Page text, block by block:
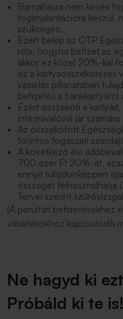
Barnabásra nem kevés
fogimplantációra készül,
szükséges.
Ezért belép az OTP
róla, hogyha befizet az
akkor ez közel 20%-kal
ez a kártyaösszekötéses
vásárlás pillanatában
befizetés a bankkártyáról
Ezért összeköti a
intéznivalóval jár
Az összekötött
forintos fogászati
A következő évi
700 ezer Ft 20%-át,
ennyit tulajdonképpen
összeget felhasználhatja
Tervei szerint
(A pénztári befizetésekhez
vásárlásokhoz kapcsolódik
Ne hagyd ki
Próbáld ki te is!